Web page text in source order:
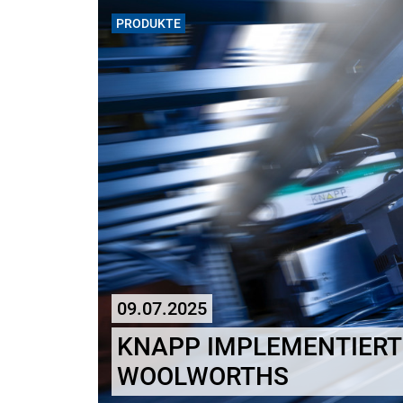
PRODUKTE
09.07.2025
KNAPP
WOOLWORTHS